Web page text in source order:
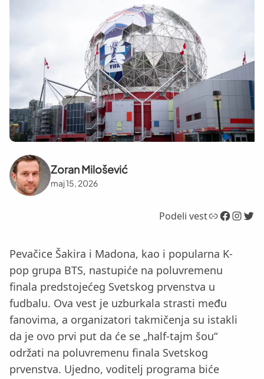
Zoran Milošević
maj 15, 2026
Podeli vestLink Facebook InstagramTwitter
Pevačice Šakira i Madona, kao i popularna K-
pop grupa BTS, nastupiće na poluvremenu
finala predstojećeg Svetskog prvenstva u
fudbalu. Ova vest je uzburkala strasti među
fanovima, a organizatori takmičenja su istakli
da je ovo prvi put da će se „half-tajm šou“
održati na poluvremenu finala Svetskog
prvenstva. Ujedno, voditelj programa biće